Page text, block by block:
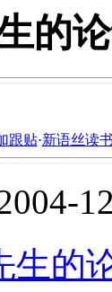
的
跟贴·新语丝读
生的